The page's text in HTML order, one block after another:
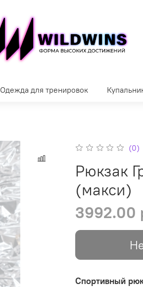
Одежда для тренировок
(0)
Рюкзак
(макси)
3992.00
Спортивный